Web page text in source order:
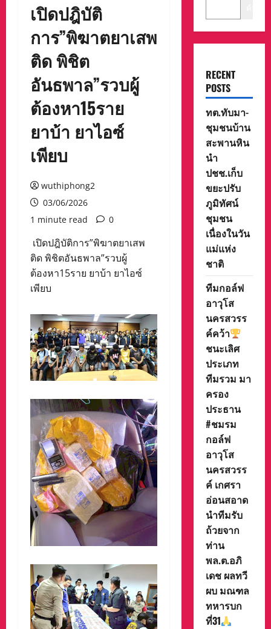
เปิดปฎิบัติ
การ”พิฆาตยาเสพ
ติด พิชิต
อันธพาล”รวบผู้
ต้องหา15ราย
ยาบ้า ยาไอซ์
เพียบ
wuthiphong2
03/06/2026
1 minute read
0
เปิดปฎิบัติการ”พิฆาตยาเสพ
ติด พิชิตอันธพาล”รวบผู้
ต้องหา15ราย ยาบ้า ยาไอซ์
เพียบ
RECENT
POSTS
ทต.ทับมา-
ชุมชนบ้าน
สะพานหิน
นำ
ปชช.เก็บ
ขยะปรับ
ภูมิทัศน์
ชุมชน
เนื่องในวัน
แม่แห่ง
ชาติ
ทีมกอล์ฟ
อาวุโส
นครสวรร
ค์คว้า
ชนะเลิศ
ประเภท
ทีมรวม มา
ครอง
ประธาน
#ชมรม
กอล์ฟ
อาวุโส
นครสวรร
ค์ เกศรา
อ่อนสอาด
นำทีมรับ
ถ้วยจาก
ท่าน
พล.ต.อภิ
เดช ผลทวี
ผบ มณฑล
ทหารบก
ที่31